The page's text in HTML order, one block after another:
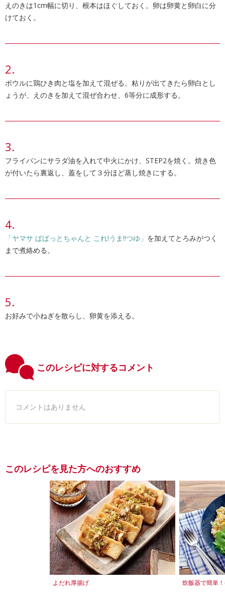
えのきは1cm幅に切り、根本はほぐしておく。卵は卵黄と卵白に分
けておく。
ボウルに鶏ひき肉と塩を加えて混ぜる。粘りが出てきたら卵白とし
ょうが、えのきを加えて混ぜ合わせ、6等分に成形する。
フライパンにサラダ油を入れて中火にかけ、STEP2を焼く。焼き色
が付いたら裏返し、蓋をして３分ほど蒸し焼きにする。
「ヤマサ ぱぱっとちゃんと これ!うま!!つゆ」 を加えてとろみがつく
まで煮絡める。
お好みで小ねぎを散らし、卵黄を添える。
このレシピに対するコメント
コメントはありません
このレシピを見た方へのおすすめ
よだれ厚揚げ 炊飯器で簡単